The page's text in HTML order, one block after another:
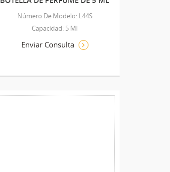
Número De Modelo: L44S
Capacidad: 5 Ml
Enviar Consulta